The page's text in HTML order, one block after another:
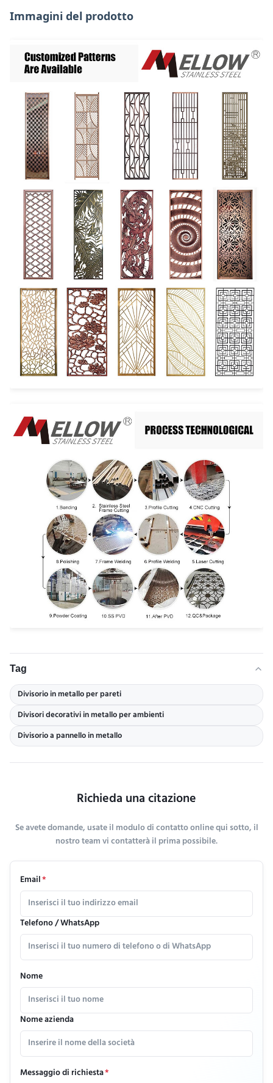
Immagini del prodotto
Tag
Divisorio in metallo per pareti
Divisori decorativi in metallo per ambienti
Divisorio a pannello in metallo
Richieda una citazione
Se avete domande, usate il modulo di contatto online qui sotto, il
nostro team vi contatterà il prima possibile.
Email*
Telefono / WhatsApp
Nome
Nome azienda
Messaggio di richiesta*